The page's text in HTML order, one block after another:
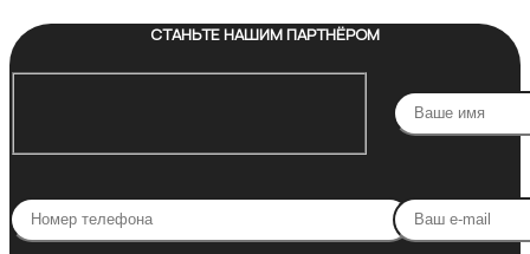
СТАНЬТЕ НАШИМ ПАРТНЁРОМ